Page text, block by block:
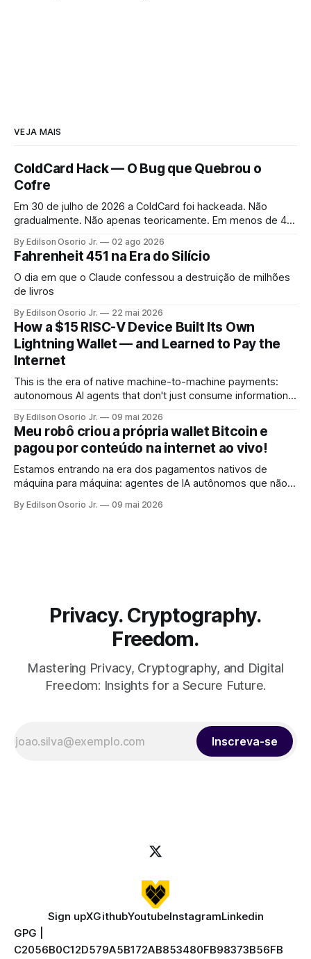
VEJA MAIS
ColdCard Hack — O Bug que Quebrou o
Cofre
Em 30 de julho de 2026 a ColdCard foi hackeada. Não
gradualmente. Não apenas teoricamente. Em menos de 41
By Edilson Osorio Jr. 02 ago 2026
Fahrenheit 451 na Era do Silício
O dia em que o Claude confessou a destruição de milhões
de livros
By Edilson Osorio Jr. 22 mai 2026
How a $15 RISC-V Device Built Its Own
Lightning Wallet — and Learned to Pay the
Internet
This is the era of native machine-to-machine payments:
autonomous AI agents that don't just consume information,
the internet's own protocol.
By Edilson Osorio Jr. 09 mai 2026
Meu robô criou a própria wallet Bitcoin e
pagou por conteúdo na internet ao vivo!
Estamos entrando na era dos pagamentos nativos de
máquina para máquina: agentes de IA autônomos que não
sem intervenção humana, usando o próprio protocolo da
By Edilson Osorio Jr. 09 mai 2026
Privacy. Cryptography.
Freedom.
Mastering Privacy, Cryptography, and Digital
Freedom: Insights for a Secure Future.
Inscreva-se
Sign upXGithubYoutubeInstagramLinkedin
GPG |
C2056B0C12D579A5B172AB853480FB98373B56FB